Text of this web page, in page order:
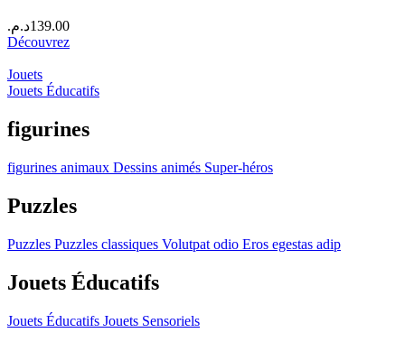
139.00د.م.
Découvrez
Jouets
Jouets Éducatifs
figurines
figurines animaux Dessins animés Super-héros
Puzzles
Puzzles Puzzles classiques Volutpat odio Eros egestas adip
Jouets Éducatifs
Jouets Éducatifs Jouets Sensoriels